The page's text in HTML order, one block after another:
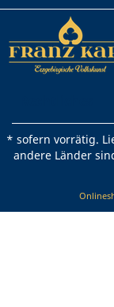
* sofern vorrätig.
andere Länder